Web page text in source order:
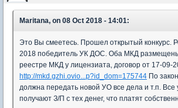
Maritana, on 08 Oct 2018 - 14:01:
Это Вы смеетесь. Прошел открытый конкурс.
2018 победитель УК ДОС. Оба МКД
реестре МКД у лицензиата, договор от 17-09-
http://mkd.gzhi.ovio...p?id_dom=175744 По
должна передать новой УО все дела и т.п. Все
получают З/П с тех денег, что платят